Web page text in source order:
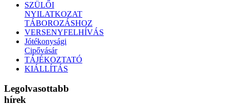
SZÜLŐI
NYILATKOZAT
TÁBOROZÁSHOZ
VERSENYFELHÍVÁS
Jótékonysági
Cipővásár
TÁJÉKOZTATÓ
KIÁLLÍTÁS
Legolvasottabb
hírek